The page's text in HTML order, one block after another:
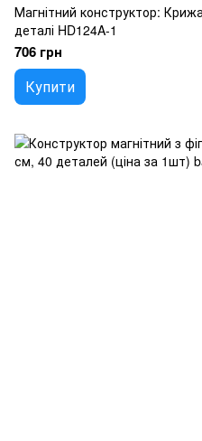
Магнітний конструктор:
деталі HD124A-1
706 грн
Купити